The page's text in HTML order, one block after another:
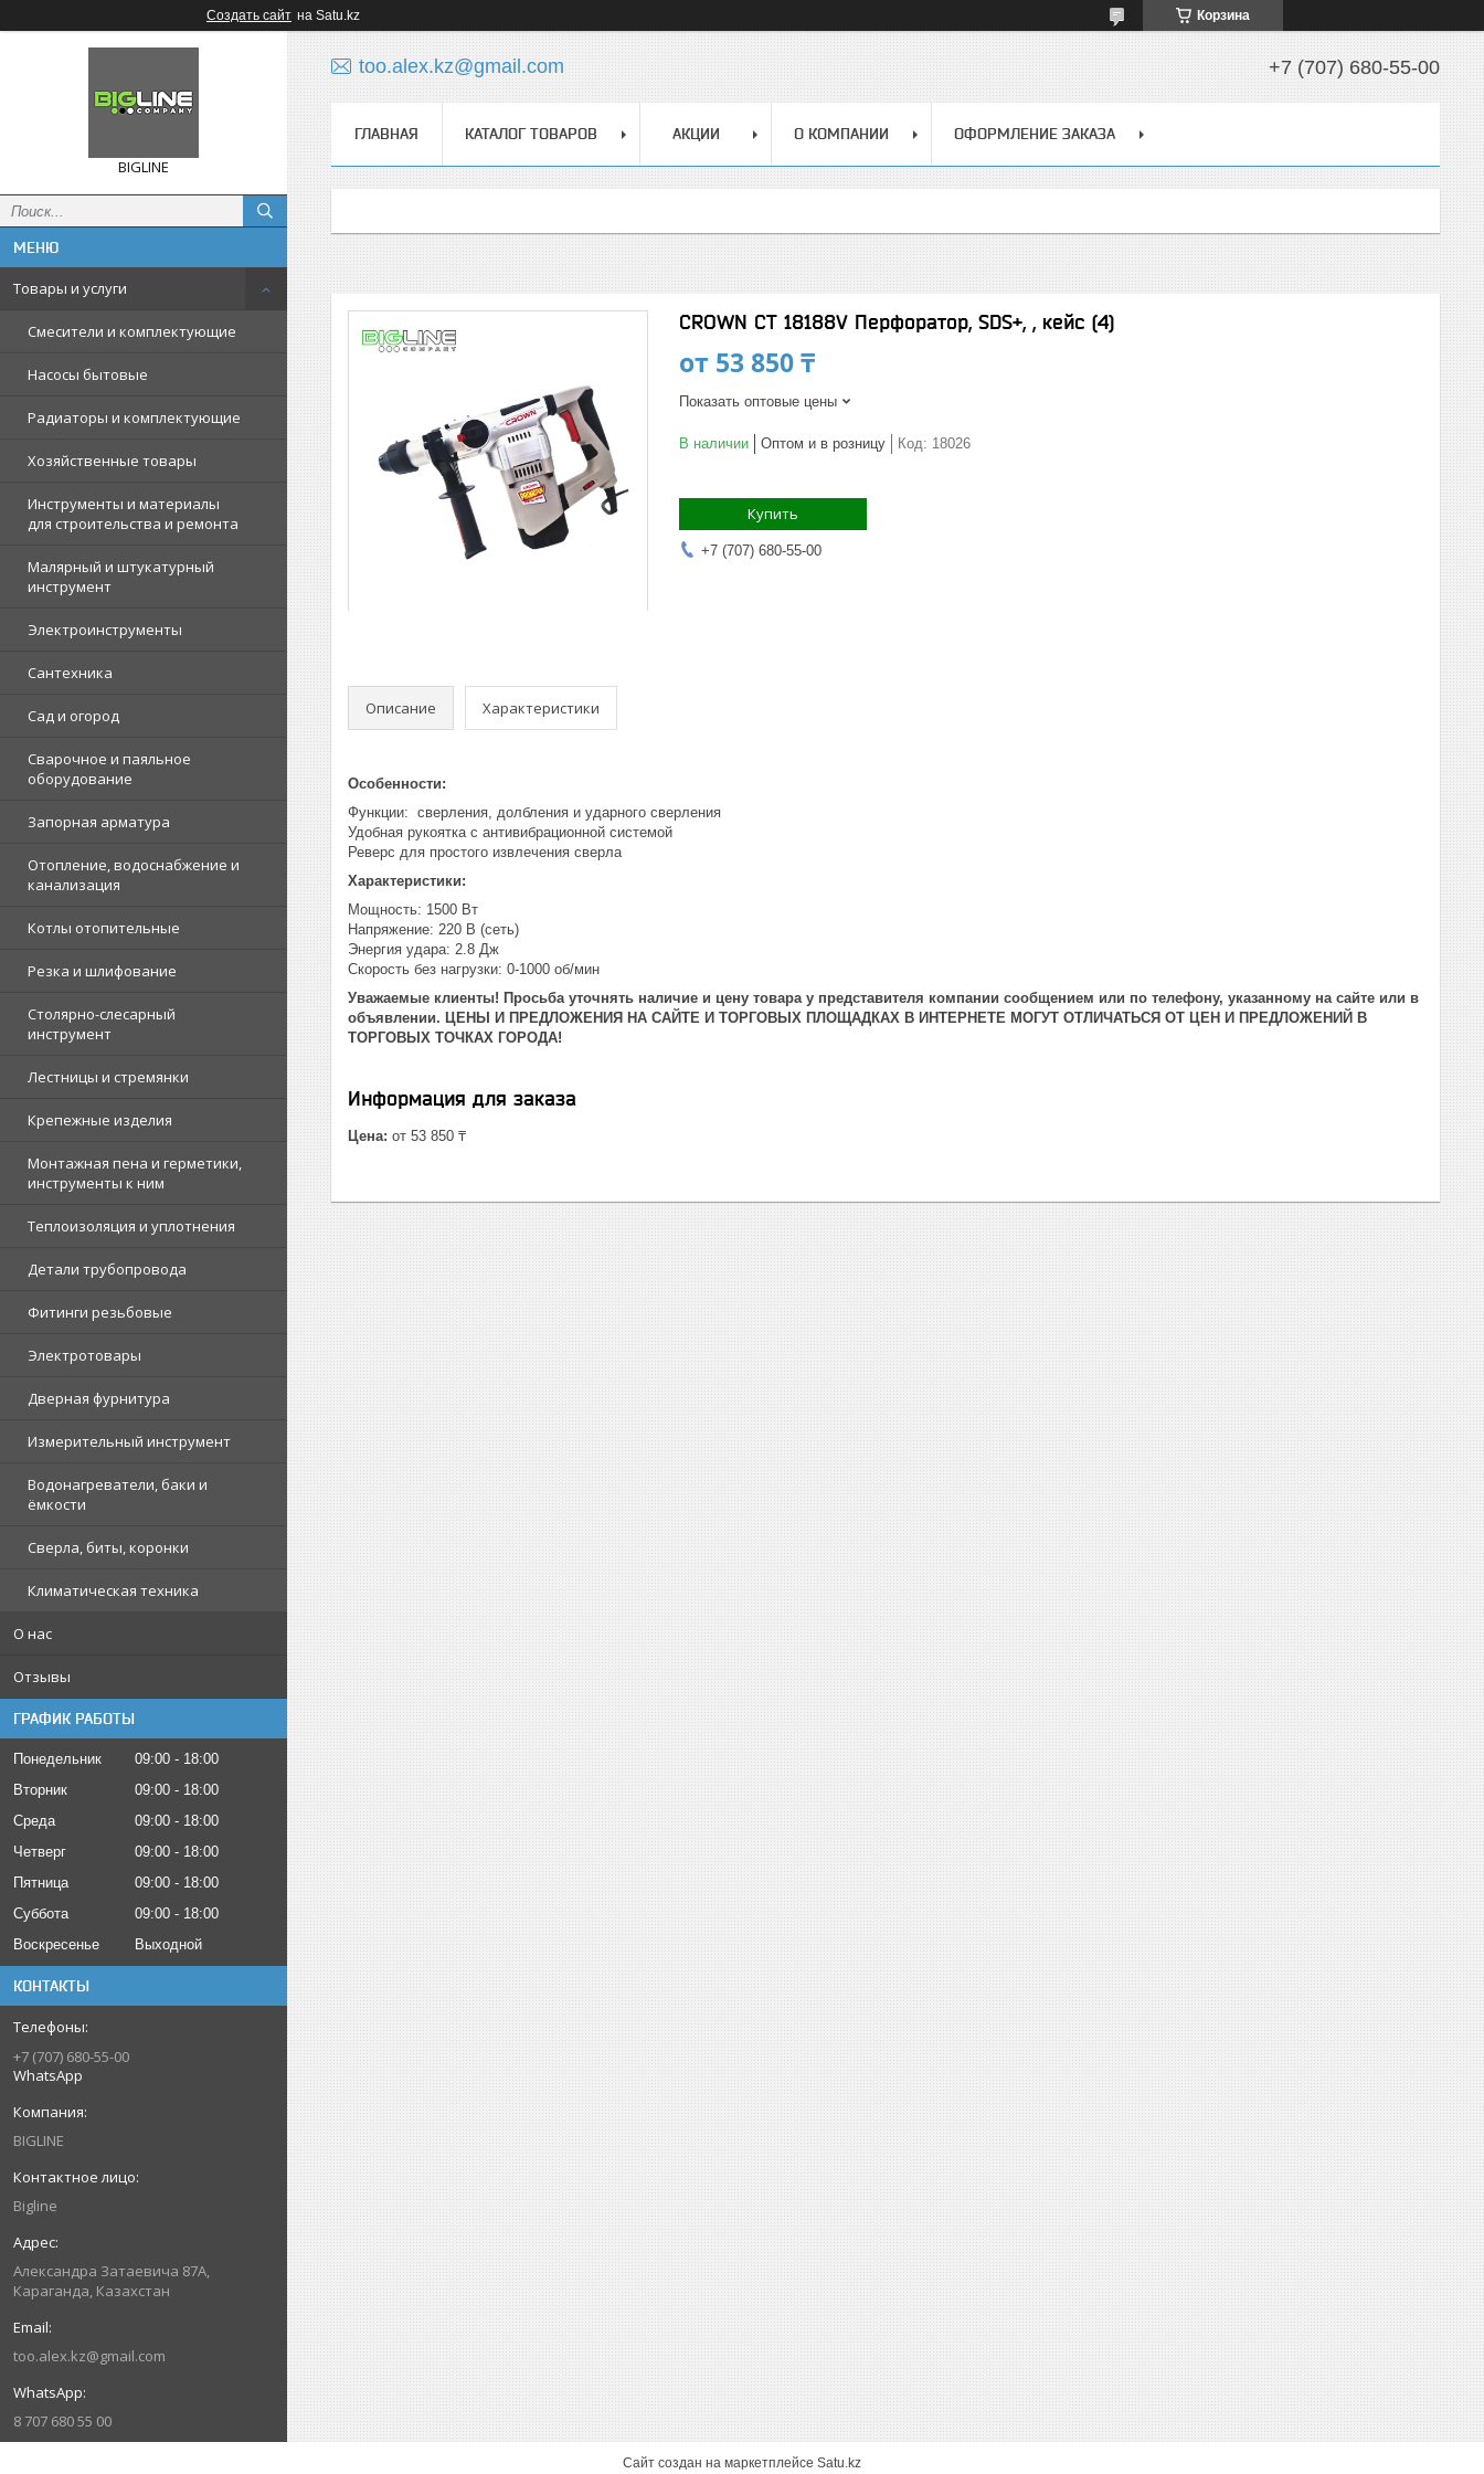
Создать сайт на Satu.kz Корзина
BIGLINE
Товары и услуги
Смесители и комплектующие
Насосы бытовые
Радиаторы и комплектующие
Хозяйственные товары
Инструменты и материалы
для строительства и ремонта
Малярный и штукатурный
инструмент
Электроинструменты
Сантехника
Сад и огород
Сварочное и паяльное
оборудование
Запорная арматура
Отопление, водоснабжение и
канализация
Котлы отопительные
Резка и шлифование
Столярно-слесарный
инструмент
Лестницы и стремянки
Крепежные изделия
Монтажная пена и герметики,
инструменты к ним
Теплоизоляция и уплотнения
Детали трубопровода
Фитинги резьбовые
Электротовары
Дверная фурнитура
Измерительный инструмент
Водонагреватели, баки и
ёмкости
Сверла, биты, коронки
Климатическая техника
О нас
Отзывы
ГРАФИК РАБОТЫ
Понедельник 09:00
18:00
Вторник
09:00
18:00
Среда
09:00
18:00
Четверг
09:00
18:00
Пятница
09:00
18:00
Суббота
09:00
18:00
Воскресенье
Выходной
КОНТАКТЫ
+7 (707) 680-55-00
WhatsApp
BIGLINE
Bigline
Александра Затаевича 87А,
Караганда, Казахстан
too.alex.kz@gmail.com
8 707 680 55 00
too.alex.kz@gmail.com +7 (707) 680-55-00
ГЛАВНАЯ КАТАЛОГ ТОВАРОВ АКЦИИ О КОМПАНИИ ОФОРМЛЕНИЕ ЗАКАЗА
CROWN СТ 18188V Перфоратор, SDS+, , кейс (4)
от 53 850 ₸
Показать оптовые цены
В наличии Оптом и в розницу Код: 18026
Купить
+7 (707) 680-55-00
Описание Характеристики
Особенности:
Функции: сверления, долбления и ударного сверления
Удобная рукоятка с антивибрационной системой
Реверс для простого извлечения сверла
Характеристики:
Мощность: 1500 Вт
Напряжение: 220 В (сеть)
Энергия удара: 2.8 Дж
Скорость без нагрузки: 0-1000 об/мин
Уважаемые клиенты! Просьба уточнять наличие и цену товара у представителя компании сообщением или по телефону, указанному на сайте или в
объявлении. ЦЕНЫ И ПРЕДЛОЖЕНИЯ НА САЙТЕ И ТОРГОВЫХ ПЛОЩАДКАХ В ИНТЕРНЕТЕ МОГУТ ОТЛИЧАТЬСЯ ОТ ЦЕН И ПРЕДЛОЖЕНИЙ В
ТОРГОВЫХ ТОЧКАХ ГОРОДА!
Информация для заказа
Цена: от 53 850 ₸
Сайт создан на маркетплейсе Satu.kz